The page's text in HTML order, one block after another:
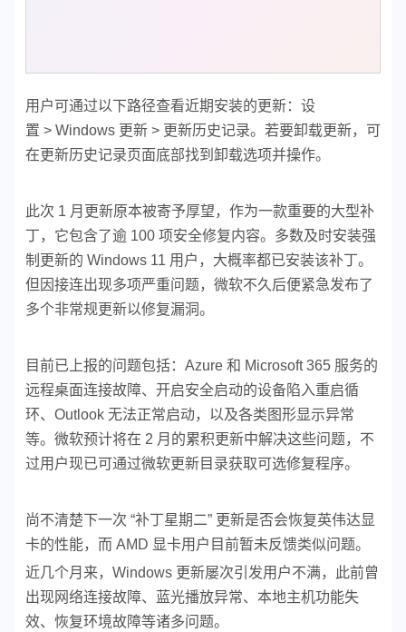
用户可通过以下路径查看近期安装的更新：设
置 > Windows 更新 > 更新历史记录。若要卸载更新，可
在更新历史记录页面底部找到卸载选项并操作。
此次 1 月更新原本被寄予厚望，作为一款重要的大型补
丁，它包含了逾 100 项安全修复内容。多数及时安装强
制更新的 Windows 11 用户，大概率都已安装该补丁。
但因接连出现多项严重问题，微软不久后便紧急发布了
多个非常规更新以修复漏洞。
目前已上报的问题包括：Azure 和 Microsoft 365 服务的
远程桌面连接故障、开启安全启动的设备陷入重启循
环、Outlook 无法正常启动，以及各类图形显示异常
等。微软预计将在 2 月的累积更新中解决这些问题，不
过用户现已可通过微软更新目录获取可选修复程序。
尚不清楚下一次 “补丁星期二” 更新是否会恢复英伟达显
卡的性能，而 AMD 显卡用户目前暂未反馈类似问题。
近几个月来，Windows 更新屡次引发用户不满，此前曾
出现网络连接故障、蓝光播放异常、本地主机功能失
效、恢复环境故障等诸多问题。